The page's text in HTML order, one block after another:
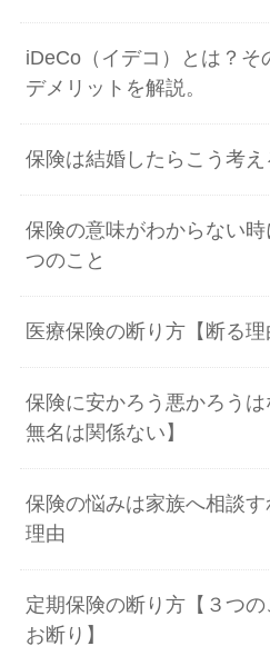
iDeCo（イデコ）とは？そ
デメリットを解説。
保険は結婚したらこう考
保険の意味がわからない
つのこと
医療保険の断り方【断る理
保険に安かろう悪かろうは
無名は関係ない】
保険の悩みは家族へ相談
理由
定期保険の断り方【３つ
お断り】